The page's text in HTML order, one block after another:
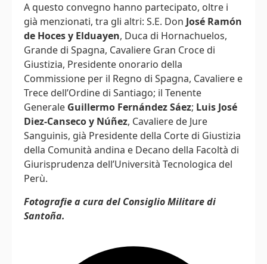
A questo convegno hanno partecipato, oltre i
già menzionati, tra gli altri: S.E. Don José Ramón
de Hoces y Elduayen, Duca di Hornachuelos,
Grande di Spagna, Cavaliere Gran Croce di
Giustizia, Presidente onorario della
Commissione per il Regno di Spagna, Cavaliere e
Trece dell’Ordine di Santiago; il Tenente
Generale Guillermo Fernández Sáez; Luis José
Diez-Canseco y Núñez, Cavaliere de Jure
Sanguinis, già Presidente della Corte di Giustizia
della Comunità andina e Decano della Facoltà di
Giurisprudenza dell’Università Tecnologica del
Perù.
Fotografie a cura del Consiglio Militare di
Santoña.